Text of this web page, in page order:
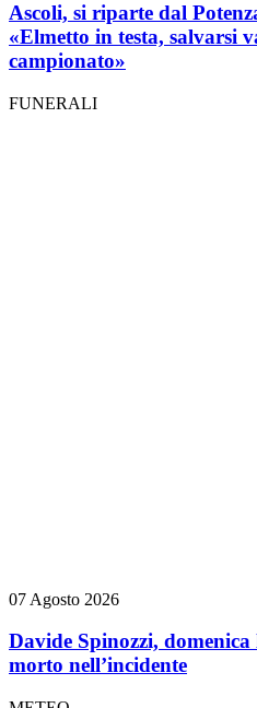
Ascoli, si riparte dal
«Elmetto in testa, salvarsi
campionato»
FUNERALI
07 Agosto 2026
Davide Spinozzi,
morto nell’incidente